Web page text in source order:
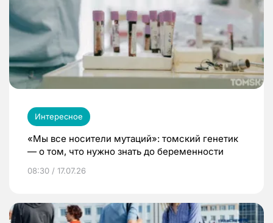
Интересное
«Мы все носители мутаций»: томский генетик
— о том, что нужно знать до беременности
08:30 / 17.07.26